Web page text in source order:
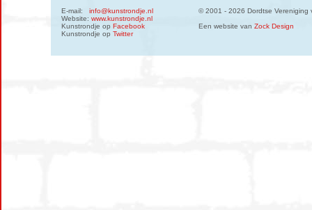
E-mail: info@kunstrondje.nl
Website: www.kunstrondje.nl
Kunstrondje op Facebook
Kunstrondje op Twitter
© 2001 - 2026 Dordtse Vereniging
Een website van Zock Design